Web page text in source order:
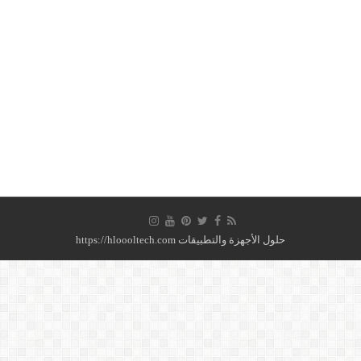
حلول الأجهزة والتطبيقات https://hloooltech.com